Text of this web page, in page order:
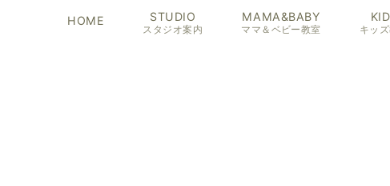
HOME STUDIO
スタジオ案内
MAMA&BABY
ママ＆ベビー教室 キッ